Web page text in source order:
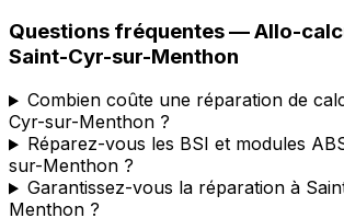
Questions fréquentes —Allo-
Saint-Cyr-sur-Menthon
Combien coûte une réparation de
Cyr-sur-Menthon ?
Réparez-vous les BSI et modules
sur-Menthon ?
Garantissez-vous la réparation à
Menthon ?